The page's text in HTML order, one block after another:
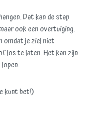
Dat kan de stap
ook een overtuiging.
omdat je ziel niet
los te laten. Het kan zijn
kunt het!)